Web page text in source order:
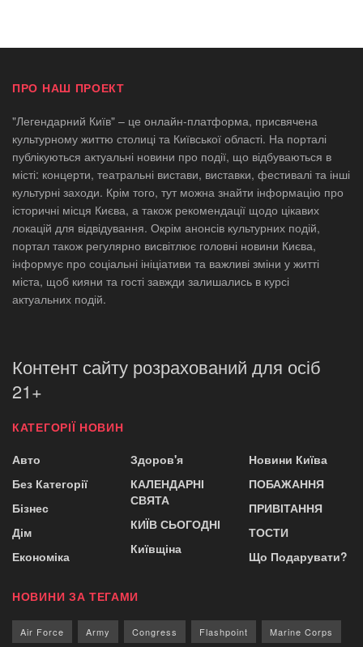
ПРО НАШ ПРОЕКТ
"Легендарний Київ" – це онлайн-платформа, присвячена
культурному життю столиці та Київської області. На порталі
публікуються актуальні новини про події, що відбуваються в
місті: концерти, театральні вистави, виставки, фестивалі та інші
культурні заходи. Крім того, тут можна знайти інформацію про
історичні місця Києва, а також рекомендації щодо цікавих
локацій для відвідування. Окрім анонсів культурних подій,
портал також регулярно висвітлює головні новини Києва,
інформує про соціальні ініціативи та важливі зміни у житті
міста, щоб кияни та гості завжди залишались в курсі
актуальних подій.
Контент сайту розрахований для осіб
21+
КАТЕГОРІЇ НОВИН
Авто
Без Категорії
Бізнес
Дім
Економіка
Здоров'я
КАЛЕНДАРНІ
СВЯТА
КИЇВ СЬОГОДНІ
Київщіна
Новини Київа
ПОБАЖАННЯ
ПРИВІТАННЯ
ТОСТИ
Що Подарувати?
НОВИНИ ЗА ТЕГАМИ
Air Force Army Congress Flashpoint Marine Corps